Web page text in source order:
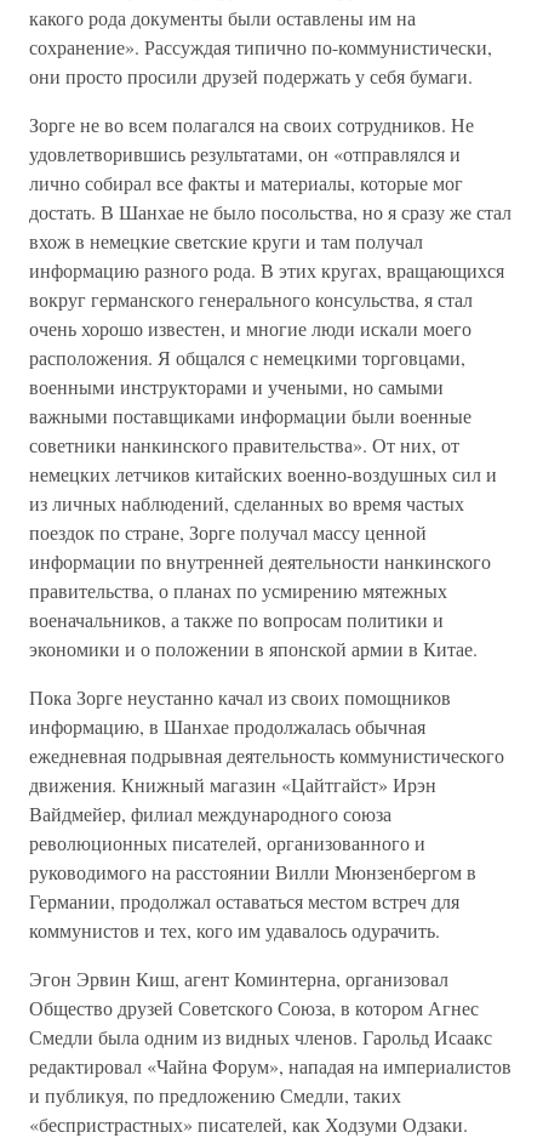
какого рода документы были оставлены им на
сохранение». Рассуждая типично по-коммунистически,
они просто просили друзей подержать у себя бумаги.
Зорге не во всем полагался на своих сотрудников. Не
удовлетворившись результатами, он «отправлялся и
лично собирал все факты и материалы, которые мог
достать. В Шанхае не было посольства, но я сразу же стал
вхож в немецкие светские круги и там получал
информацию разного рода. В этих кругах, вращающихся
вокруг германского генерального консульства, я стал
очень хорошо известен, и многие люди искали моего
расположения. Я общался с немецкими торговцами,
военными инструкторами и учеными, но самыми
важными поставщиками информации были военные
советники нанкинского правительства». От них, от
немецких летчиков китайских военно-воздушных сил и
из личных наблюдений, сделанных во время частых
поездок по стране, Зорге получал массу ценной
информации по внутренней деятельности нанкинского
правительства, о планах по усмирению мятежных
военачальников, а также по вопросам политики и
экономики и о положении в японской армии в Китае.
Пока Зорге неустанно качал из своих помощников
информацию, в Шанхае продолжалась обычная
ежедневная подрывная деятельность коммунистического
движения. Книжный магазин «Цайтгайст» Ирэн
Вайдмейер, филиал международного союза
революционных писателей, организованного и
руководимого на расстоянии Вилли Мюнзенбергом в
Германии, продолжал оставаться местом встреч для
коммунистов и тех, кого им удавалось одурачить.
Эгон Эрвин Киш, агент Коминтерна, организовал
Общество друзей Советского Союза, в котором Агнес
Смедли была одним из видных членов. Гарольд Исаакс
редактировал «Чайна Форум», нападая на империалистов
и публикуя, по предложению Смедли, таких
«беспристрастных» писателей, как Ходзуми Одзаки.